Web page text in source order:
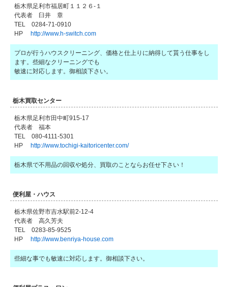
栃木県足利市福居町１１２６-１
代表者 臼井 章
TEL 0284-71-0910
HPhttp://www.h-switch.com
プロが行うハウスクリーニング、価格と仕上りに納得して貰う仕事をし
ます。些細なクリーニングでも
敏速に対応します。御相談下さい。
栃木買取センター
栃木県足利市田中町915-17
代表者 福本
TEL 080-4111-5301
HPhttp://www.tochigi-kaitoricenter.com/
栃木県で不用品の回収や処分、買取のことならお任せ下さい！
便利屋・ハウス
栃木県佐野市吉水駅前2-12-4
代表者 高久芳夫
TEL 0283-85-9525
HP http://www.benriya-house.com
些細な事でも敏速に対応します。御相談下さい。